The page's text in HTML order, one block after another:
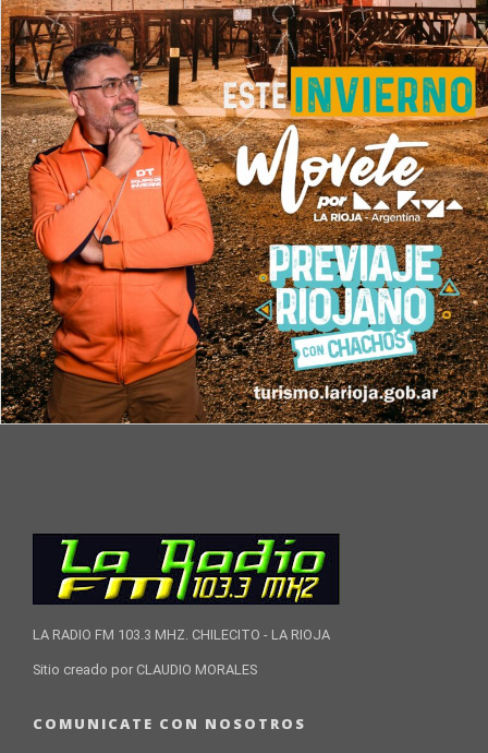
LA RADIO FM 103.3 MHZ. CHILECITO - LA RIOJA
Sitio creado por CLAUDIO MORALES
COMUNICATE CON NOSOTROS